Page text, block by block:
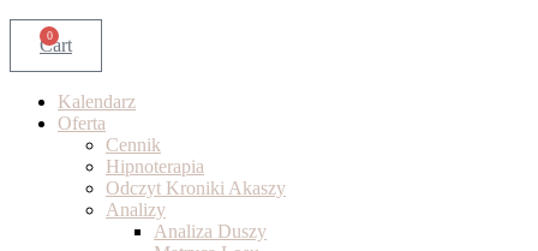
0
Cart
Kalendarz
Oferta
Cennik
Hipnoterapia
Odczyt Kroniki Akaszy
Analizy
Analiza Duszy